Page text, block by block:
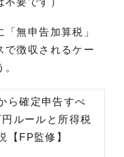
無申告加算税」
で徴収されるケー
ら確定申告すべ
ルールと所得税
【FP監修】